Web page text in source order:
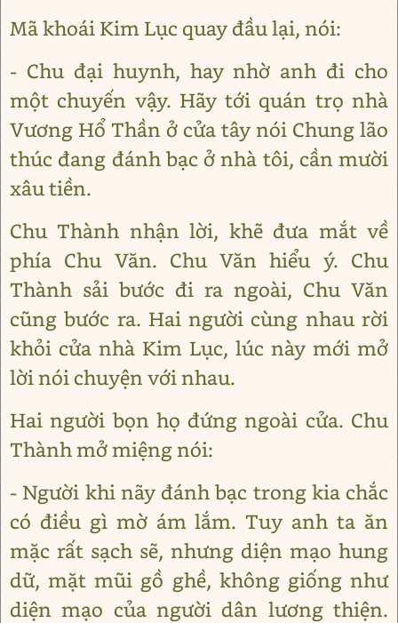
Mã khoái Kim Lục quay đầu lại, nói:
- Chu đại huynh, hay nhờ anh đi cho
một chuyến vậy. Hãy tới quán trọ nhà
Vương Hổ Thần ở cửa tây nói Chung lão
thúc đang đánh bạc ở nhà tôi, cần mười
xâu tiền.
Chu Thành nhận lời, khẽ đưa mắt về
phía Chu Văn. Chu Văn hiểu ý. Chu
Thành sải bước đi ra ngoài, Chu Văn
cũng bước ra. Hai người cùng nhau rời
khỏi cửa nhà Kim Lục, lúc này mới mở
lời nói chuyện với nhau.
Hai người bọn họ đứng ngoài cửa. Chu
Thành mở miệng nói:
- Người khi nãy đánh bạc trong kia chắc
có điều gì mờ ám lắm. Tuy anh ta ăn
mặc rất sạch sẽ, nhưng diện mạo hung
dữ, mặt mũi gồ ghề, không giống như
diện mạo của người dân lương thiện.